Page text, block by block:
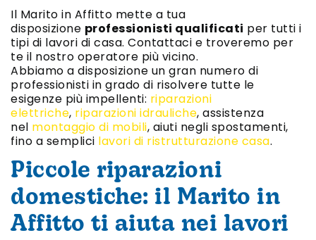
Il Marito in Affitto mette a tua
disposizione professionisti qualificati per tutti i
tipi di lavori di casa. Contattaci e troveremo per
te il nostro operatore più vicino.
Abbiamo a disposizione un gran numero di
professionisti in grado di risolvere tutte le
esigenze più impellenti: riparazioni
elettriche, riparazioni idrauliche, assistenza
nel montaggio di mobili, aiuti negli spostamenti,
fino a semplici lavori di ristrutturazione casa.
Piccole riparazioni
domestiche: il Marito in
Affitto ti aiuta nei lavori